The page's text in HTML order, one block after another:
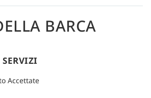
BARCA
SERVIZI
Accettate